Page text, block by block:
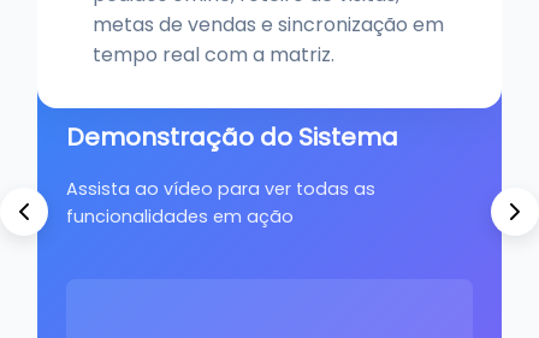
metas de vendas e sincronização em
tempo real com a matriz.
Demonstração do Sistema
Assista ao vídeo para ver todas as
funcionalidades em ação